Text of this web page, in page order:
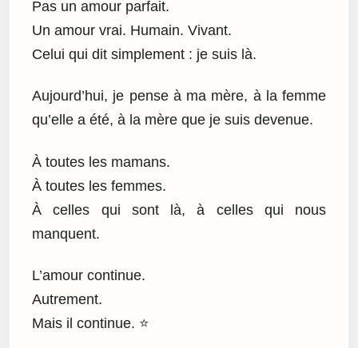
Pas un amour parfait.
Un amour vrai. Humain. Vivant.
Celui qui dit simplement : je suis là.
Aujourd’hui, je pense à ma mère, à la femme
qu’elle a été, à la mère que je suis devenue.
À toutes les mamans.
À toutes les femmes.
À celles qui sont là, à celles qui nous
manquent.
L’amour continue.
Autrement.
Mais il continue. ⭐